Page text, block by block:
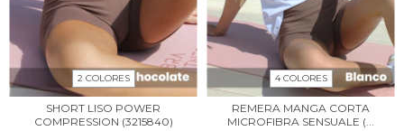
2 COLORES
SHORT LISO POWER
COMPRESSION (3215840)
4 COLORES
REMERA MANGA CORTA
MICROFIBRA SENSUALE (...